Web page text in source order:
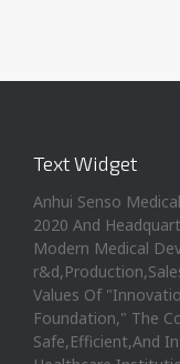
Text Widget
Anhui Senso
2020 And
Modern Medical
Values Of
Foundation," The
Safe,Efficient,And